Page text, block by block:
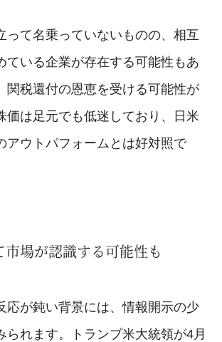
って名乗っていないものの、相互
ている企業が存在する可能性もあ
関税還付の恩恵を受ける可能性が
価は足元でも低迷しており、日米
アウトパフォームとは好対照で
市場が認識する可能性も
応が鈍い背景には、情報開示の少
られます。トランプ米大統領が4月